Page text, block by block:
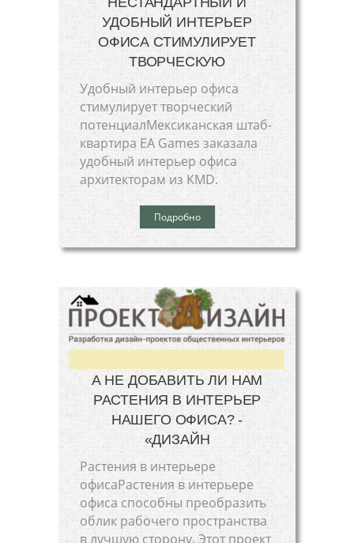
УДОБНЫЙ ИНТЕРЬЕР
ОФИСА СТИМУЛИРУЕТ
ТВОРЧЕСКУЮ
Удобный интерьер офиса
стимулирует творческий
потенциалМексиканская штаб-
квартира EA Games заказала
удобный интерьер офиса
архитекторам из KMD.
Подробно
А НЕ ДОБАВИТЬ ЛИ НАМ
РАСТЕНИЯ В ИНТЕРЬЕР
НАШЕГО ОФИСА? -
«ДИЗАЙН
Растения в интерьере
офисаРастения в интерьере
офиса способны преобразить
облик рабочего пространства
в лучшую сторону. Этот проект